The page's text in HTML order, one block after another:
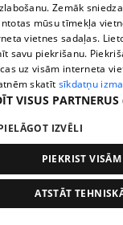
pirms 2 nedēļām, 6
Draudzene
pusi
73. epizode
Zemāk
mūsu tīmekļa
vietnes sadaļas.
savu piekrišanu.
uz visām interneta
skatīt sīkdatņu
VISUS PARTNERUS
IZVĒLI
PIEKRIST
ATSTĀT